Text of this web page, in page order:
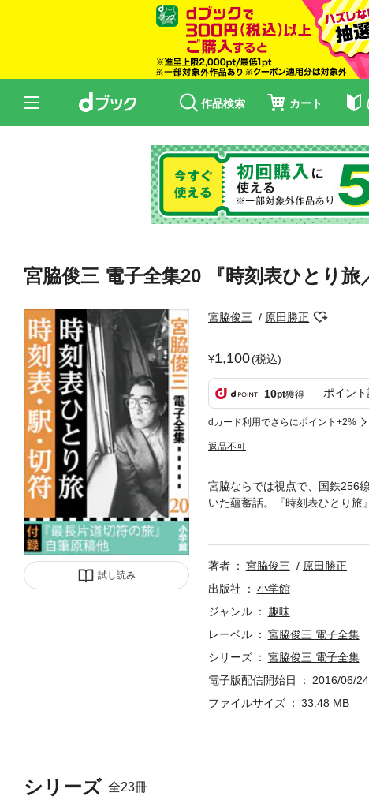
作品検索 カート
宮脇俊三 電子全集20 『時刻表ひとり旅
試し読み
宮脇俊三 原田勝正
1,100(税込)
10pt獲得 ポイン
dカード利用でさらにポイント+2%
返品不可
シリーズ 全23冊
宮脇ならでは視点で、国鉄256
いた蘊蓄話。『時刻表ひとり旅
を、読み手である宮脇がユー
託となり『日本国有鉄道百年史
鉄道との出会いから、時刻表や
のため、お使いの端末によって
くことをお勧めします。
著者 宮脇俊三
原田勝正
出版社
小学館
ジャンル
趣味
レーベル
宮脇俊三 電子全集
シリーズ
宮脇俊三 電子全集
電子版配信開始日
2016/06/24
ファイルサイズ
33.48 MB